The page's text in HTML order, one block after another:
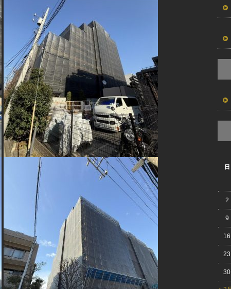
日
2
9
16
23
30